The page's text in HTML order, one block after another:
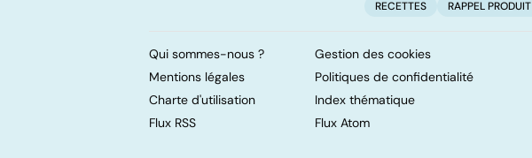
RECETTES RAPPEL PRODUIT
Qui sommes-nous ?
Gestion des cookies
Mentions légales
Politiques de confidentialité
Charte d'utilisation
Index thématique
Flux RSS
Flux Atom